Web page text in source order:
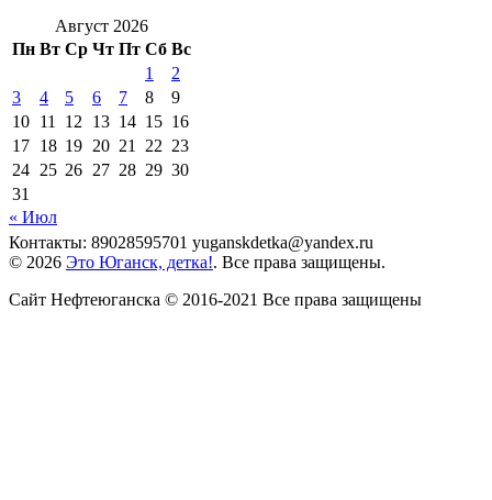
Август 2026
Пн Вт Ср Чт Пт Сб Вс
1
2
3
4 5 6 7 8
9
10 11 12 13 14 15 16
17 18 19 20 21 22 23
24 25 26 27 28 29 30
31
« Июл
Контакты: 89028595701 yuganskdetka@yandex.ru
© 2026 Это Юганск, детка!. Все права защищены.
Сайт Нефтеюганска © 2016-2021 Все права защищены